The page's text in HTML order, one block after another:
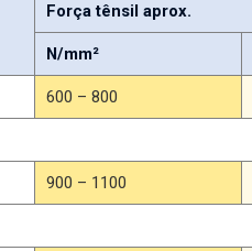
Força tênsil aprox.
N/mm²
600 – 800
900 – 1100